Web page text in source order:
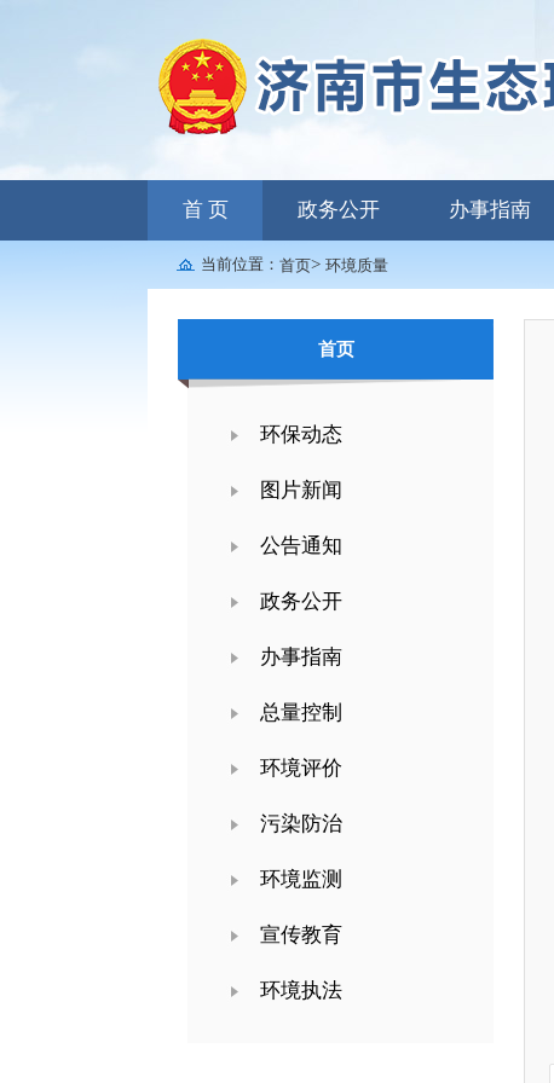
首 页 政务公开 办事指南
当前位置： 首页> 环境质量
首页
环保动态
图片新闻
公告通知
政务公开
办事指南
总量控制
环境评价
污染防治
环境监测
宣传教育
环境执法